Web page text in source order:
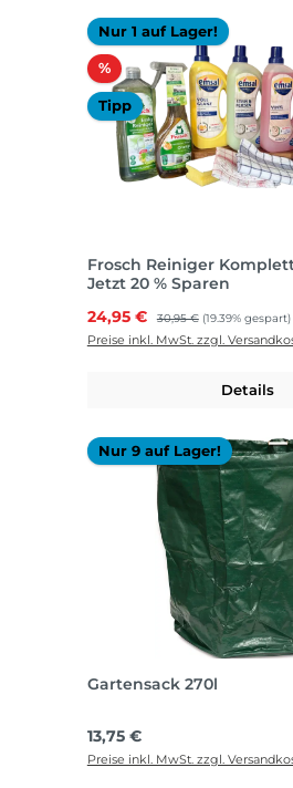
Nur 1 auf Lager!
%Rabatt
Tipp
Frosch Reiniger
Jetzt 20 % Sparen
Verkaufspreis:
24,95 € Regulärer Preis:
30,95 € (19.39% gespart)
Preise inkl. MwSt. zzgl.
Details
Nur 9 auf Lager!
Gartensack 270l
Regulärer Preis:
13,75 €
Preise inkl. MwSt. zzgl.